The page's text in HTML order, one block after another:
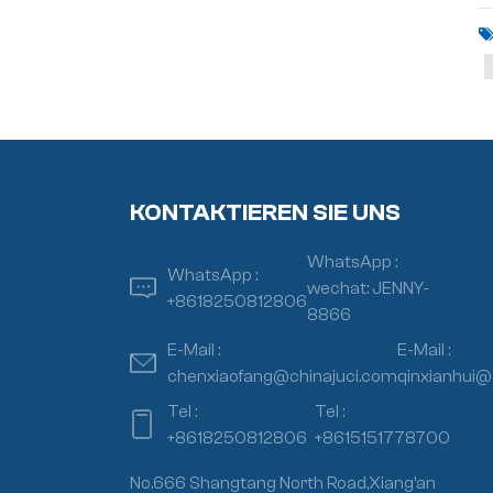
KONTAKTIEREN SIE UNS
WhatsApp :
+8618250812806
WhatsApp :
wechat: JENNY-
8866
E-Mail :
chenxiaofang@chinajuci.com
E-Mail :
Tel :
+8618250812806
Tel :
+8615151778700
No.666 Shangtang North Road,Xiang’an